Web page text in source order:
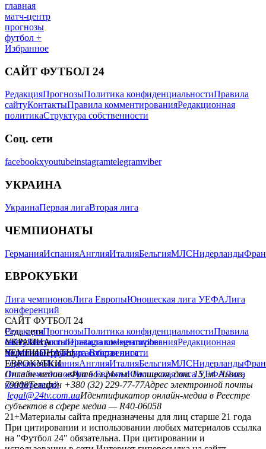
главная
матч-центр
прогнозы
футбол +
Избранное
САЙТ ФУТБОЛ 24
РедакцияПрогнозыПолитика конфиденциальностиПравила
сайтуКонтактыПравила комментированияРедакционная
политикаСтруктура собственности
Соц. сети
facebookxyoutubeinstagramtelegramviber
УКРАИНА
УкраинаПервая лигаВторая лига
ЧЕМПИОНАТЫ
ГерманияИспанияАнглияИталияБельгияМЛСНидерланды
ЕВРОКУБКИ
Лига чемпионовЛига ЕвропыЮношеская лига УЕФАЛига
конференций
САЙТ ФУТБОЛ 24
РедакцияПрогнозыПолитика конфиденциальностиПравила
сайтуКонтактыПравила комментированияРедакционная
политикаСтруктура собственности
Соц. сети
facebookxyoutubeinstagramtelegramviber
УКРАИНА
УкраинаПервая лигаВторая лига
ЧЕМПИОНАТЫ
ГерманияИспанияАнглияИталияБельгияМЛСНидерланды
ЕВРОКУБКИ
Лига чемпионовЛига ЕвропыЮношеская лига УЕФАЛига
конференций
Онлайн-медиа «Футбол 24»пл. Галицкая, дом. 15, м. Львов,
79008Телефон +380 (32) 229-77-77Адрес электронной почты
legal@24tv.com.uaИдентификатор онлайн-медиа в Реестре
субъектов в сфере медиа — R40-06058
21+Материалы сайта предназначены для лиц старше 21 года
При цитировании и использовании любых материалов ссылка
на "Футбол 24" обязательна. При цитировании и